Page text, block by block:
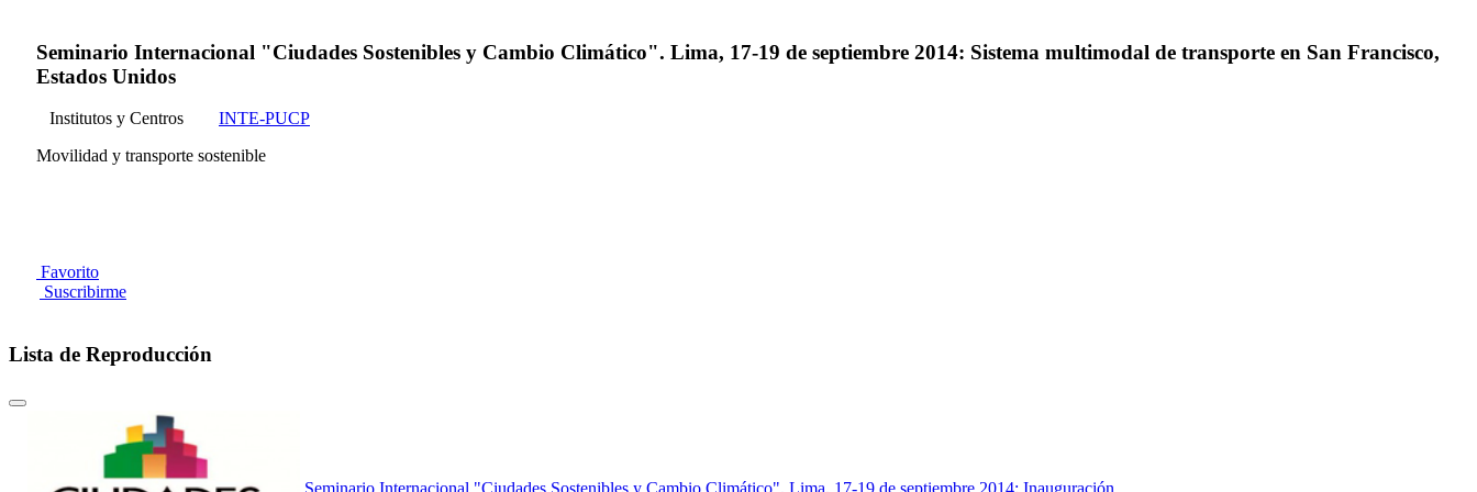
Seminario Internacional "Ciudades Sostenibles y Cambio Climático". Lima, 17-19 de septiembre 2014: Sistema multimodal de transporte en San Francisco,
Estados Unidos
Institutos y Centros
INTE-PUCP
Movilidad y transporte sostenible
Favorito
Suscribirme
Lista de Reproducción
Seminario Internacional "Ciudades Sostenibles y Cambio Climático". Lima, 17-19 de septiembre 2014: Inauguración